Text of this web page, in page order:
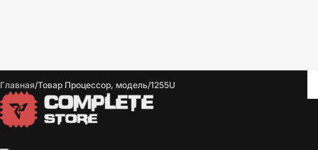
Главная Товар Процессор, модель 1255U